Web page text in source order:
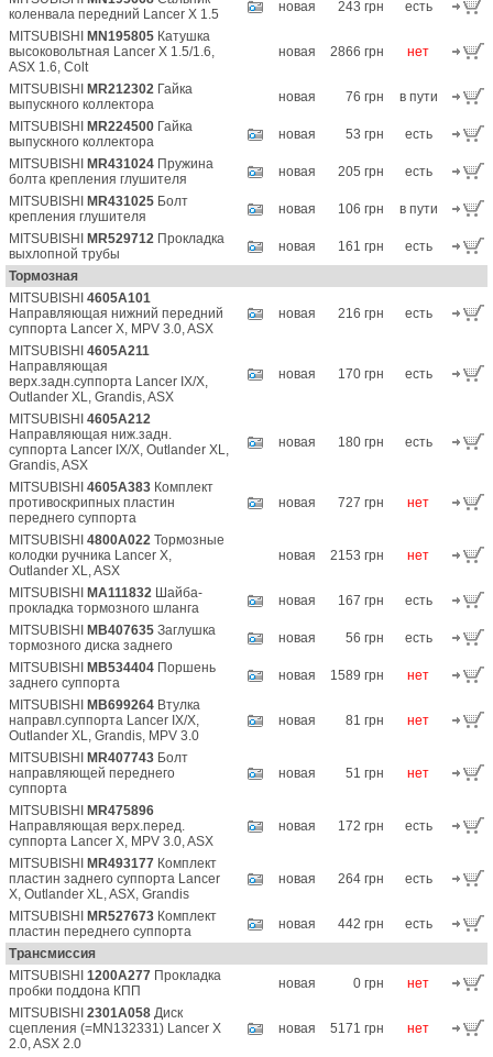
коленвала передний Lancer X 1.5
новая 243 грн
есть
MITSUBISHI
MN195805 Катушка
высоковольтная Lancer X 1.5/1.6,
ASX 1.6, Colt
новая 2866 грн нет
MITSUBISHI MR212302 Гайка
выпускного коллектора
новая 76 грн
в пути
MITSUBISHI
MR224500 Гайка
выпускного коллектора
новая 53 грн
есть
MITSUBISHI
MR431024 Пружина
болта крепления глушителя
новая 205 грн
есть
MITSUBISHI
MR431025 Болт
крепления глушителя
новая 106 грн
в пути
MITSUBISHI
MR529712 Прокладка
выхлопной трубы
новая 161 грн
есть
Тормозная
MITSUBISHI 4605A101
Направляющая нижний передний
суппорта Lancer X, MPV 3.0, ASX
новая 216 грн есть
MITSUBISHI 4605A211
Направляющая
верх.задн.суппорта Lancer IX/X,
Outlander XL, Grandis, ASX
новая 170 грн есть
MITSUBISHI 4605A212
Направляющая ниж.задн.
суппорта Lancer IX/X, Outlander XL,
Grandis, ASX
новая 180 грн есть
MITSUBISHI 4605A383 Комплект
противоскрипных пластин
переднего суппорта
новая 727 грн нет
MITSUBISHI 4800A022 Тормозные
колодки ручника Lancer X,
Outlander XL, ASX
новая 2153 грн нет
MITSUBISHI MA111832 Шайба-
прокладка тормозного шланга
новая 167 грн
есть
MITSUBISHI
MB407635 Заглушка
тормозного диска заднего
новая 56 грн
есть
MITSUBISHI
MB534404 Поршень
заднего суппорта
новая 1589 грн
нет
MITSUBISHI
MB699264 Втулка
направл.суппорта Lancer IX/X,
Outlander XL, Grandis, MPV 3.0
новая 81 грн нет
MITSUBISHI MR407743 Болт
направляющей переднего
суппорта
новая 51 грн нет
MITSUBISHI
MR475896
Направляющая верх.перед.
суппорта Lancer X, MPV 3.0, ASX
новая 172 грн есть
MITSUBISHI MR493177 Комплект
пластин заднего суппорта Lancer
X, Outlander XL, ASX, Grandis
новая 264 грн есть
MITSUBISHI MR527673 Комплект
пластин переднего суппорта
новая 442 грн
есть
Трансмиссия
MITSUBISHI 1200A277 Прокладка
пробки поддона КПП
новая 0 грн
нет
MITSUBISHI 2301A058 Диск
сцепления (=MN132331) Lancer X
2.0, ASX 2.0
новая 5171 грн нет